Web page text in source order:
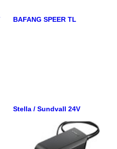
BAFANG SPEER TL
Stella / Sundvall 24V